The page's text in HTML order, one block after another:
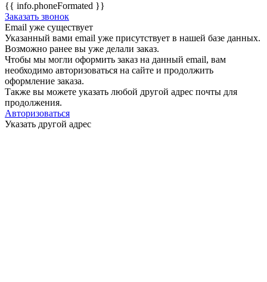
{{ info.phoneFormated }}
Заказать звонок
Email уже существует
Указанный вами email уже присутствует в нашей базе данных.
Возможно ранее вы уже делали заказ.
Чтобы мы могли оформить заказ на данный email, вам
необходимо авторизоваться на сайте и продолжить
оформление заказа.
Также вы можете указать любой другой адрес почты для
продолжения.
Авторизоваться
Указать другой адрес